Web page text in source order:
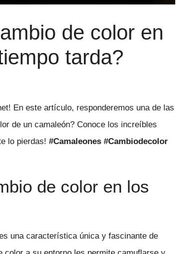
de color en
tarda?
En este artículo, responderemos una de las
de un camaleón? Conoce los increíbles
lo pierdas!#Camaleones #Cambiodecolor
de color en los
una característica única y fascinante de